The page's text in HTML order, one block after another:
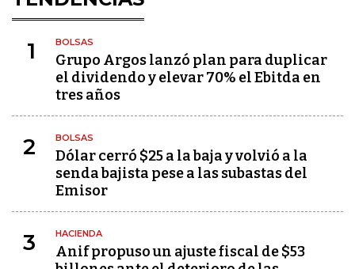
1 BOLSAS
Grupo Argos lanzó plan para duplicar
el dividendo y elevar 70% el Ebitda en
tres años
2 BOLSAS
Dólar cerró $25 a la baja y volvió a la
senda bajista pese a las subastas del
Emisor
3 HACIENDA
Anif propuso un ajuste fiscal de $53